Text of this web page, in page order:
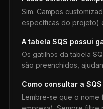
Sim. Campos
específicas do projeto)
A tabela SQS possui
Os gatilhos da tabela
são preenchidos,
Como consultar a SQS
Lembre-se que o nome